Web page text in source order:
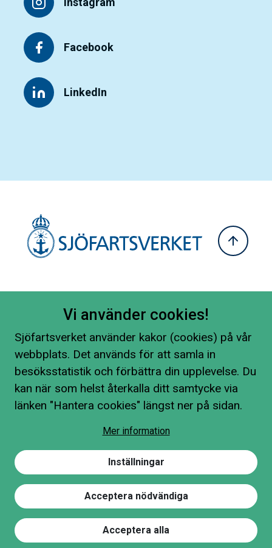
Hitta på sidan
Facebook
LinkedIn
Vi använder cookies!
Sjöfartsverket använder kakor (cookies) på vår
webbplats. Det används för att samla in
besöksstatistik och förbättra din upplevelse. Du
kan när som helst återkalla ditt samtycke via
länken "Hantera cookies" längst ner på sidan.
Mer information
Inställningar
Acceptera nödvändiga
Acceptera alla